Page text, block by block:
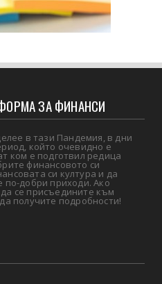
ЗА ФИНАНСИ
в тази Пандемия, в дни
който очевидно е
ком е подготвил редица
финансовото си
си култура и да
по-добри приходи. Ако
се присъедините към
получите подробности!